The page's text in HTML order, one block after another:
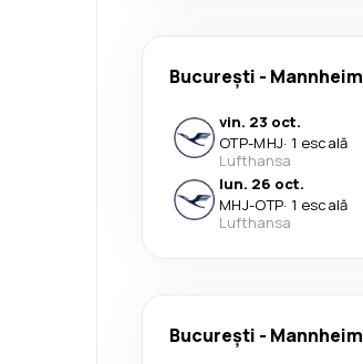
București - Mannheim
vin. 23 oct.
OTP-MHJ· 1 escală
Lufthansa
lun. 26 oct.
MHJ-OTP· 1 escală
Lufthansa
București - Mannheim